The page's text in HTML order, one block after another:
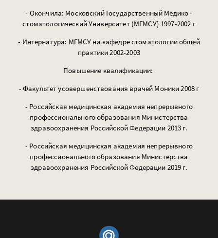
- Окончила: Московский Государственный Медико -
стоматологический Университет (МГМСУ) 1997-2002 г
- Интернатура: МГМСУ на кафедре стоматологии общей
практики 2002-2003
Повышение квалификации:
- Факультет усовершенствования врачей Моники 2008 г
- Российская медицинская академия непрерывного
профессионального образования Министерства
здравоохранения Российской Федерации 2013 г.
- Российская медицинская академия непрерывного
профессионального образования Министерства
здравоохранения Российской Федерации 2019 г.